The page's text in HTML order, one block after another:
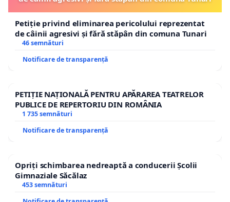
cetăţeni”:
“(1) STATUL ARE CA FUNDAMENT UNITATEA
săi, fără deosebire de rasă, de naţionalitate, de
-Articolul 61 din Constituţia României:
(2) Parlamentul este alcătuit din Camera Deputaţilor
Articolul 80 din Constituţia României, intitulat “
Petiție privind eliminarea pericolului reprezentat
de câinii agresivi și fără stăpân din comuna Tunari
46 semnături
Notificare de transparență
PETIȚIE NAȚIONALĂ PENTRU APĂRAREA TEATRELOR
PUBLICE DE REPERTORIU DIN ROMÂNIA
1 735 semnături
Notificare de transparență
Opriți schimbarea nedreaptă a conducerii Școlii
Gimnaziale Săcălaz
453 semnături